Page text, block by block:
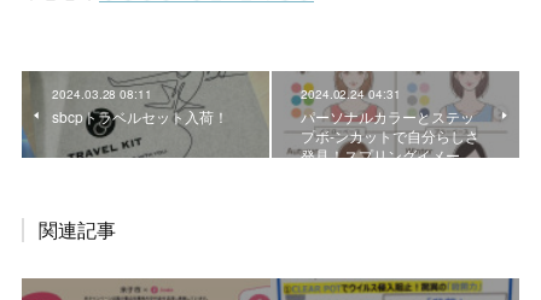
2024.03.28 08:11
sbcpトラベルセット入荷！
2024.02.24 04:31
パーソナルカラーとステッ
プボ-ンカットで自分らしさ
発見！スプリングイメー…
関連記事